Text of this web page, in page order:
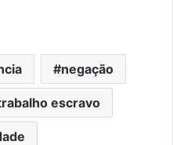
negação
escravo